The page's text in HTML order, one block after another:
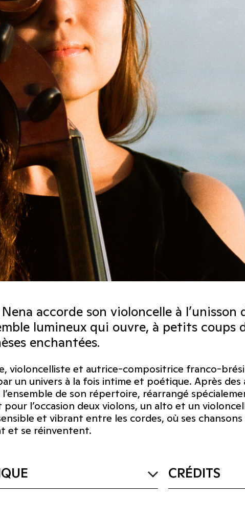
accorde son violoncelle à l’unisson
lumineux qui ouvre, à petits coups
enchantées.
violoncelliste et autrice-compositrice franco-
un univers à la fois intime et poétique. Après des
l’ensemble de son répertoire, réarrangé
pour l’occasion deux violons, un alto et un
et vibrant entre les cordes, où ses chansons
et se réinventent.
CRÉDITS